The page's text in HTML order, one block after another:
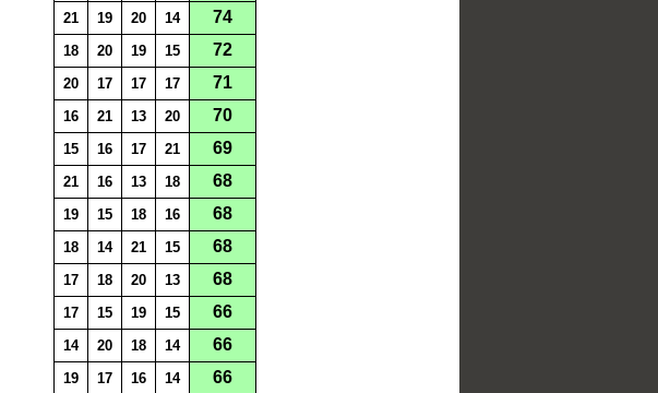
21 19 20 14 74
18 20 19 15 72
20 17 17 17 71
16 21 13 20 70
15 16 17 21 69
21 16 13 18 68
19 15 18 16 68
18 14 21 15 68
17 18 20 13 68
17 15 19 15 66
14 20 18 14 66
19 17 16 14 66